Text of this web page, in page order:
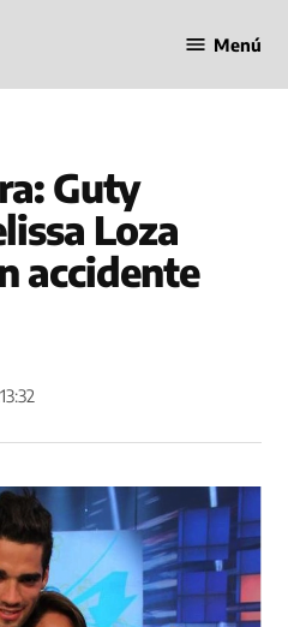
en Línea
Menú
Guty
Loza
accidente